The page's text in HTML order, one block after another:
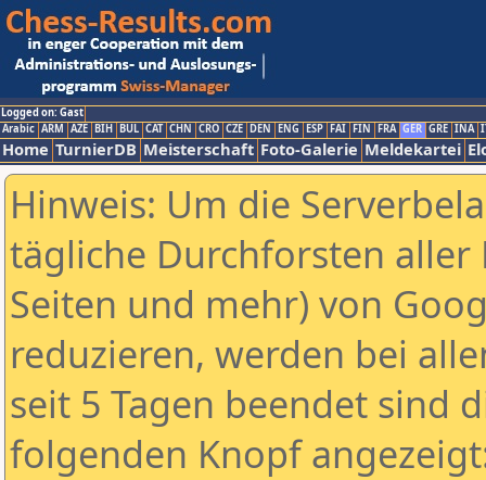
Logged on: Gast
Arabic ARM AZE BIH BUL CAT CHN CRO CZE DEN ENG ESP FAI FIN FRA GER GRE INA
Home TurnierDB Meisterschaft Foto-Galerie Meldekartei
Hinweis: Um die
tägliche Durchforsten aller
Seiten und mehr) von
reduzieren, werden bei
seit 5 Tagen beendet sind
folgenden Knopf